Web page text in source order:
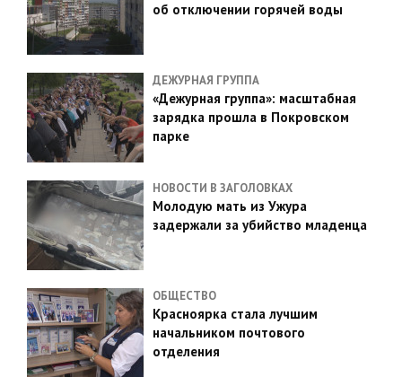
об отключении горячей воды
ДЕЖУРНАЯ ГРУППА
«Дежурная группа»: масштабная
зарядка прошла в Покровском
парке
НОВОСТИ В ЗАГОЛОВКАХ
Молодую мать из Ужура
задержали за убийство младенца
ОБЩЕСТВО
Красноярка стала лучшим
начальником почтового
отделения